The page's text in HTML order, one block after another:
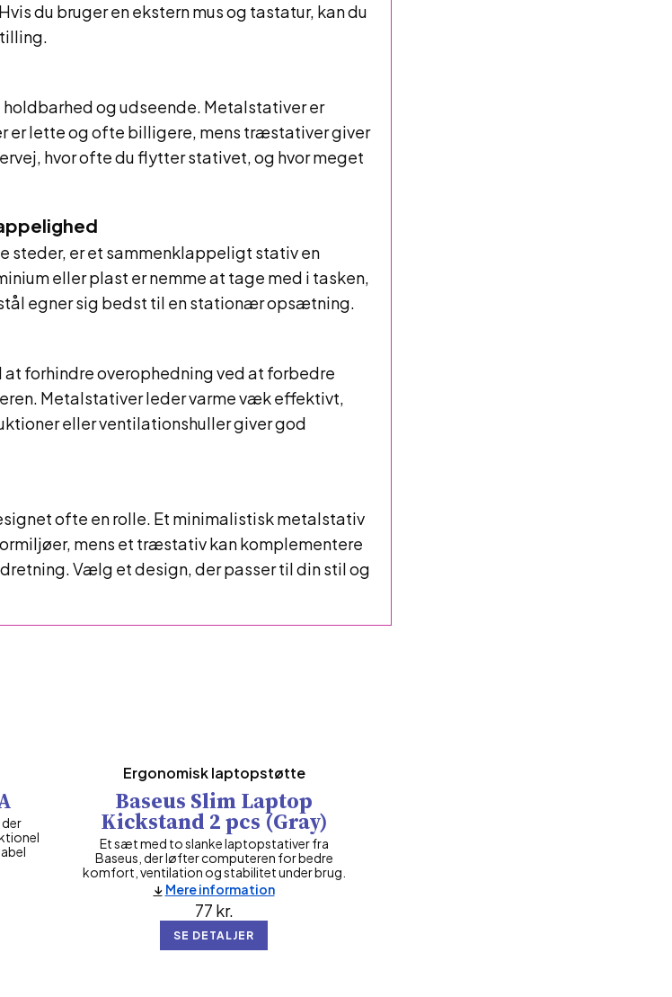
du bruger en ekstern mus og tastatur, kan du
og udseende. Metalstativer er
er lette og ofte billigere, mens træstativer giver
hvor ofte du flytter stativet, og hvor meget
steder, er et sammenklappeligt stativ en
eller plast er nemme at tage med i tasken,
egner sig bedst til en stationær opsætning.
forhindre overophedning ved at forbedre
Metalstativer leder varme væk effektivt,
eller ventilationshuller giver god
ofte en rolle. Et minimalistisk metalstativ
mens et træstativ kan komplementere
Vælg et design, der passer til din stil og
Ergonomisk laptopstøtte
Baseus Slim Laptop
Kickstand 2 pcs (Gray)
Et sæt med to slanke laptopstativer fra
Baseus, der løfter computeren for bedre
komfort, ventilation og stabilitet under brug.
77 kr.
SE DETALJER
Mere information